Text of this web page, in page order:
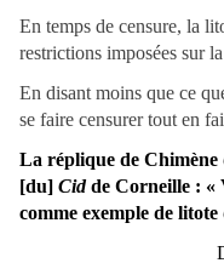
En temps de censure, la
restrictions imposées sur
En disant moins que ce
se faire censurer tout en
La réplique de Chimène
[du] Cidde Corneille : «
comme exemple de litote